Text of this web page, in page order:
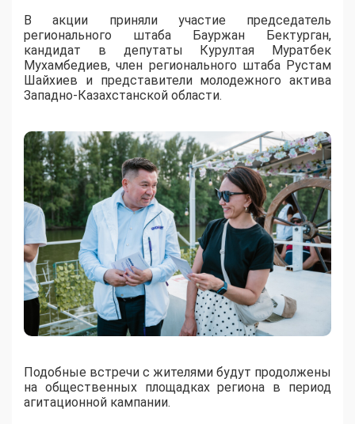
В акции приняли участие председатель
регионального штаба Бауржан Бектурган,
кандидат в депутаты Курултая Муратбек
Мухамбедиев, член регионального штаба Рустам
Шайхиев и представители молодежного актива
Западно-Казахстанской области.
Подобные встречи с жителями будут продолжены
на общественных площадках региона в период
агитационной кампании.